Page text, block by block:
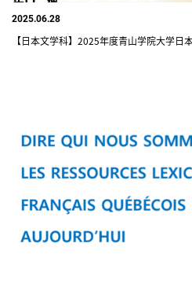
2025.06.28
【日本文学科】2025年度青山学院大学日